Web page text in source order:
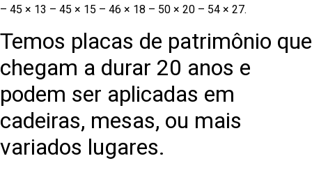
– 45 × 13 – 45 × 15 – 46 × 18 – 50 × 20 – 54 × 27.
Temos placas de patrimônio que
chegam a durar 20 anos e
podem ser aplicadas em
cadeiras, mesas, ou mais
variados lugares.